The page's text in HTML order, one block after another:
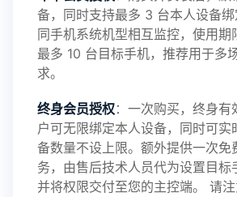
2025-01-13 V3.7
2024-10-08 V3.6
2024-03-16 V3.5
备，同时支持最多 3 台本人设备
同手机系统机型相互监控，使用期
最多 10 台目标手机，推荐用于多
求。
终身会员授权：一次购买，终身有
户可无限绑定本人设备，同时可实
备数量不设上限。额外提供一次免
务，由售后技术人员代为设置目标
并将权限交付至您的主控端。 请